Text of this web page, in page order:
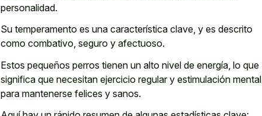
personalidad.
Su temperamento es una característica clave, y es descrito
como combativo, seguro y afectuoso.
Estos pequeños perros tienen un alto nivel de energía, lo que
significa que necesitan ejercicio regular y estimulación mental
para mantenerse felices y sanos.